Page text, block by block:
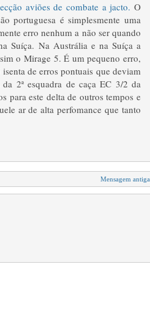
aviões de combate a jacto. O
portuguesa é simplesmente uma
erro nenhum a não ser quando
Suíça. Na Austrália e na Suíça a
o Mirage 5. É um pequeno erro,
de erros pontuais que deviam
2ª esquadra de caça EC 3/2 da
para este delta de outros tempos e
ar de alta perfomance que tanto
Mensagem antiga